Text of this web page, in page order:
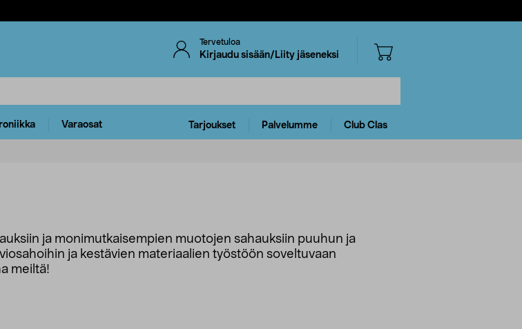
Tervetuloa
Kirjaudu sisään/Liity jäseneksi
Varaosat Tarjoukset Palvelumme Club Clas
ja monimutkaisempien muotojen sahauksiin puuhun ja
ja kestävien materiaalien työstöön soveltuvaan
meiltä!